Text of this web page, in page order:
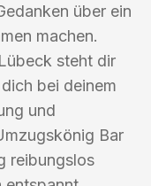
über ein
machen.
steht dir
bei deinem
und
Bar
reibungslos